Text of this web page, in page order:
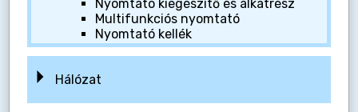
Nyomtató kiegészítő és alkatrész
Multifunkciós nyomtató
Nyomtató kellék
Hálózat